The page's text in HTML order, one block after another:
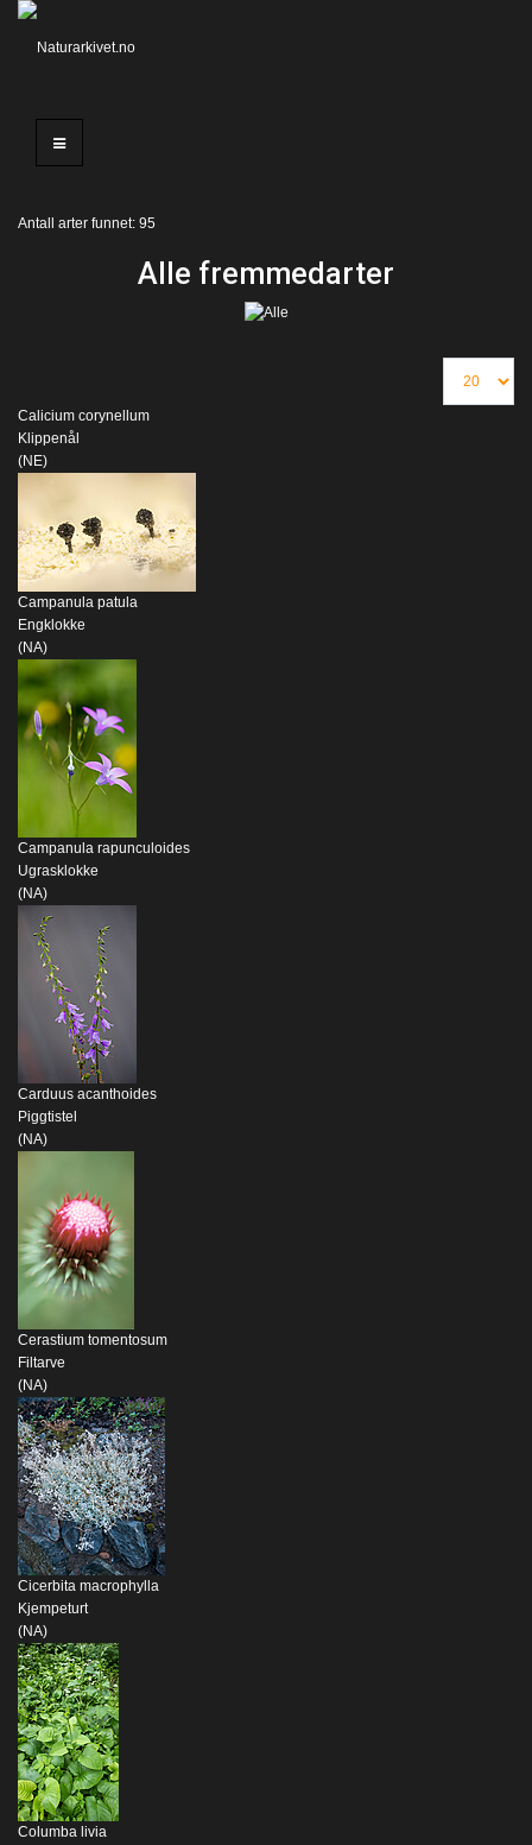
Antall arter funnet: 95
Alle fremmedarter
Calicium corynellum
Klippenål
(NE)
Campanula patula
Engklokke
(NA)
Campanula rapunculoides
Ugrasklokke
(NA)
Carduus acanthoides
Piggtistel
(NA)
Cerastium tomentosum
Filtarve
(NA)
Cicerbita macrophylla
Kjempeturt
(NA)
Columba livia